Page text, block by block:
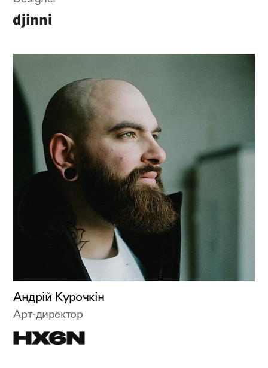
Андрій Курочкін
Арт-директор